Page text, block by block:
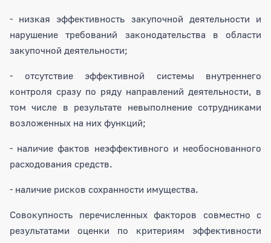
- низкая эффективность закупочной деятельности и
нарушение требований законодательства в области
закупочной деятельности;
- отсутствие эффективной системы внутреннего
контроля сразу по ряду направлений деятельности, в
том числе в результате невыполнение сотрудниками
возложенных на них функций;
- наличие фактов неэффективного и необоснованного
расходования средств.
- наличие рисков сохранности имущества.
Совокупность перечисленных факторов совместно с
результатами оценки по критериям эффективности